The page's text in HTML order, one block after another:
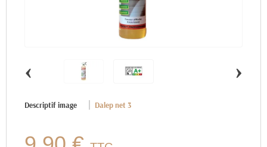
‹ ›
Descriptif image Dalep net 3